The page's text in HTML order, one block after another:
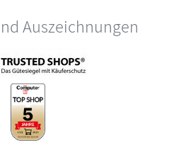
Auszeichnungen